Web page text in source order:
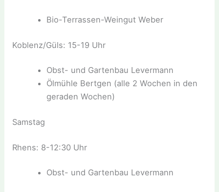
Bio-Terrassen-Weingut Weber
Koblenz/Güls: 15-19 Uhr
Obst- und Gartenbau Levermann
Ölmühle Bertgen (alle 2 Wochen in den
geraden Wochen)
Samstag
Rhens: 8-12:30 Uhr
Obst- und Gartenbau Levermann